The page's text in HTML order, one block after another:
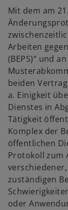
Mit dem am
Arbeiten
(BEPS)“ und
beiden
a. Einigkeit
Dienstes in
Tätigkeit
Komplex der
öffentlichen
Protokoll zum
zuständigen
oder